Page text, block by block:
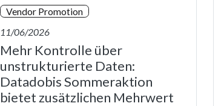
Vendor Promotion
11/06/2026
Mehr Kontrolle über
unstrukturierte Daten:
Datadobis Sommeraktion
bietet zusätzlichen Mehrwert